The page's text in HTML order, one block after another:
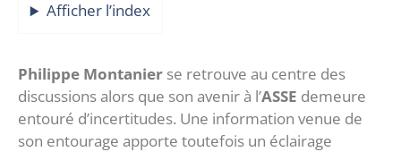
Afficher l’index
Philippe Montanier se retrouve au centre des
discussions alors que son avenir à l’ASSE demeure
entouré d’incertitudes. Une information venue de
son entourage apporte toutefois un éclairage